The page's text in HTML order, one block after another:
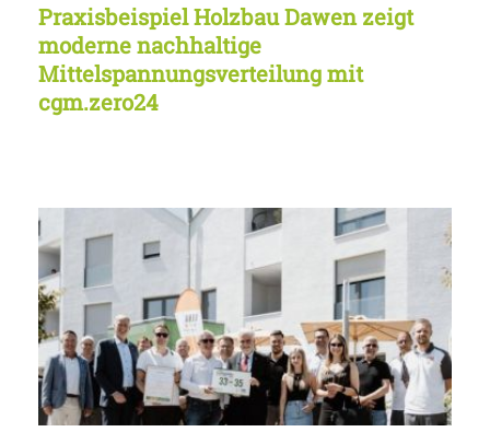
Praxisbeispiel Holzbau Dawen zeigt
moderne nachhaltige
Mittelspannungsverteilung mit
cgm.zero24